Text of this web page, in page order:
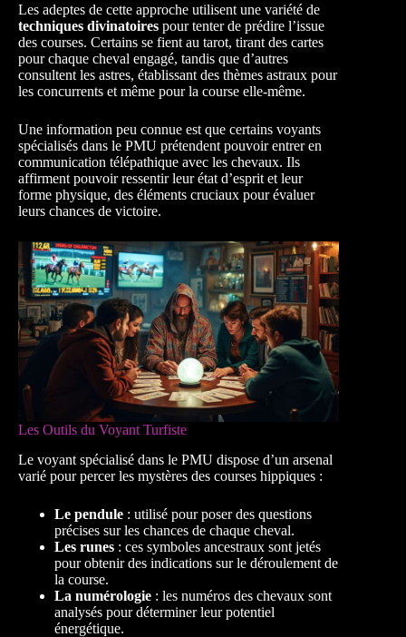
Les adeptes de cette approche utilisent une variété de
techniques divinatoires pour tenter de prédire l’issue
des courses. Certains se fient au tarot, tirant des cartes
pour chaque cheval engagé, tandis que d’autres
consultent les astres, établissant des thèmes astraux pour
les concurrents et même pour la course elle-même.
Une information peu connue est que certains voyants
spécialisés dans le PMU prétendent pouvoir entrer en
communication télépathique avec les chevaux. Ils
affirment pouvoir ressentir leur état d’esprit et leur
forme physique, des éléments cruciaux pour évaluer
leurs chances de victoire.
Les Outils du Voyant Turfiste
Le voyant spécialisé dans le PMU dispose d’un arsenal
varié pour percer les mystères des courses hippiques :
Le pendule : utilisé pour poser des questions
précises sur les chances de chaque cheval.
Les runes : ces symboles ancestraux sont jetés
pour obtenir des indications sur le déroulement de
la course.
La numérologie : les numéros des chevaux sont
analysés pour déterminer leur potentiel
énergétique.